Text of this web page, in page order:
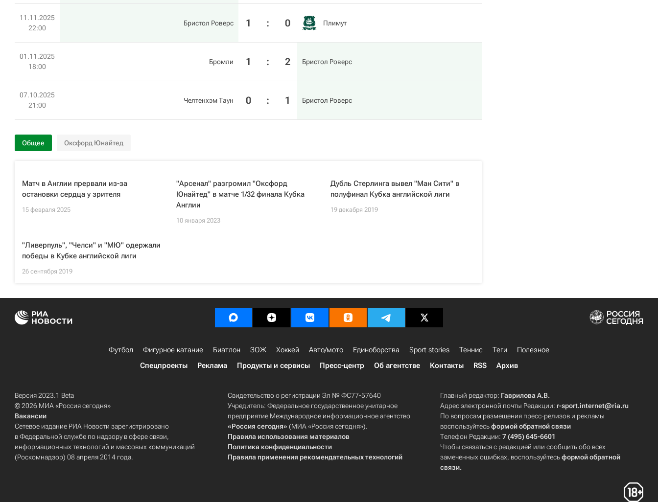
11.11.2025
22:00
Бристол Роверс 1 : 0 Плимут
01.11.2025
18:00
Бромли 1 : 2 Бристол Роверс
07.10.2025
21:00
Челтенхэм Таун 0 : 1 Бристол Роверс
Общее Оксфорд Юнайтед
Матч в Англии прервали из-за
остановки сердца у зрителя
15 февраля 2025
"Арсенал" разгромил "Оксфорд
Юнайтед" в матче 1/32 финала Кубка
Англии
10 января 2023
Дубль Стерлинга вывел "Ман Сити" в
полуфинал Кубка английской лиги
19 декабря 2019
"Ливерпуль", "Челси" и "МЮ" одержали
победы в Кубке английской лиги
26 сентября 2019
Футбол Фигурное катание Биатлон ЗОЖ Хоккей Авто/мото Единоборства Sport stories Теннис Теги
Полезное
Спецпроекты
Реклама Продукты и сервисы Пресс-центр Об агентстве Контакты RSS Архив
Версия 2023.1 Beta
© 2026 МИА «Россия сегодня»
Вакансии
Сетевое издание РИА Новости зарегистрировано
в Федеральной службе по надзору в сфере связи,
информационных технологий и массовых коммуникаций
(Роскомнадзор) 08 апреля 2014 года.
Свидетельство о регистрации Эл № ФС77-57640
Учредитель: Федеральное государственное унитарное
предприятие Международное информационное агентство
«Россия сегодня» (МИА «Россия сегодня»).
Правила использования материалов
Политика конфиденциальности
Правила применения рекомендательных технологий
Главный редактор: Гаврилова А.В.
Адрес электронной почты Редакции: r-sport.internet@ria.ru
По вопросам размещения пресс-релизов и рекламы
воспользуйтесьформой обратной связи
Телефон Редакции:7 (495) 645-6601
Чтобы связаться с редакцией или сообщить обо всех
замеченных ошибках, воспользуйтесьформой обратной
связи.